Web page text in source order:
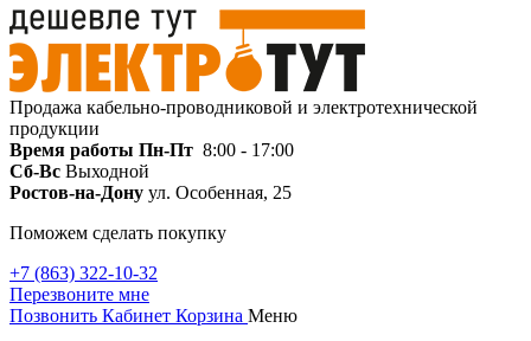
Продажа кабельно-проводниковой и электротехнической
продукции
Время работы Пн-Пт 8:00 - 17:00
Сб-Вс Выходной
Ростов-на-Дону ул. Особенная, 25
Поможем сделать покупку
+7 (863) 322-10-32
Перезвоните мне
Позвонить Кабинет Корзина Меню